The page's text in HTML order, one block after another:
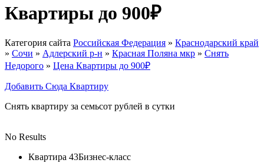
Квартиры до 900₽
Категория сайта Российская Федерация » Краснодарский край
» Сочи » Адлерский р-н » Красная Поляна мкр » Снять
Недорого » Цена Квартиры до 900₽
Добавить Сюда Квартиру
Снять квартиру за семьсот рублей в сутки
No Results
Квартира 43Бизнес-класс